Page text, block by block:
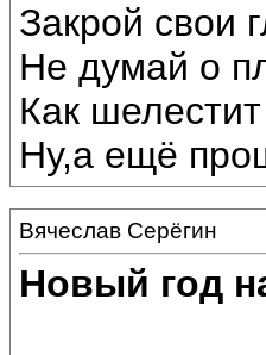
Закрой свои
Не думай о
Как
Ну,а ещё
Вячеслав Серёгин
Новый год